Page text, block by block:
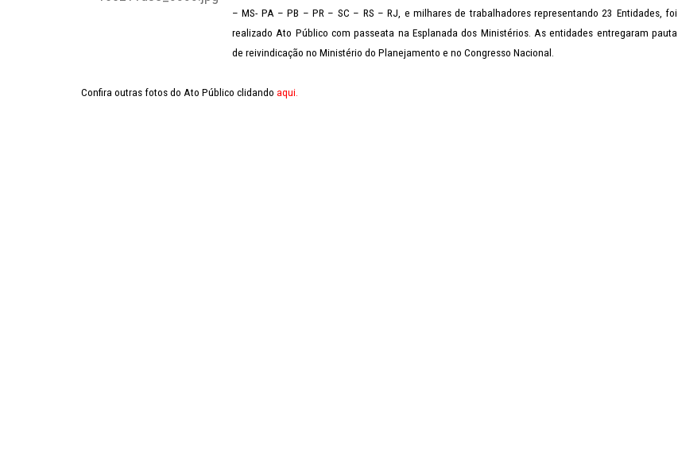
– MS- PA – PB – PR – SC – RS – RJ, e milhares de trabalhadores representando 23 Entidades, foi
realizado Ato Público com passeata na Esplanada dos Ministérios. As entidades entregaram pauta
de reivindicação no Ministério do Planejamento e no Congresso Nacional.
Confira outras fotos do Ato Público clidando aqui.